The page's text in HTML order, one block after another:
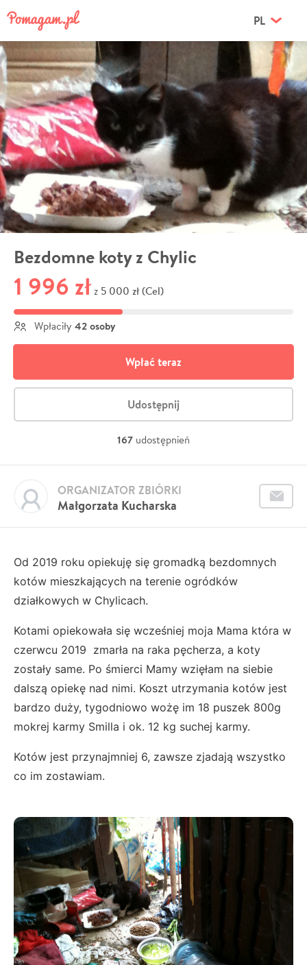
PL
Bezdomne koty z Chylic
1 996 zł z 5 000 zł (Cel)
Wpłaciły 42 osoby
Wpłać teraz
Udostępnij
167 udostępnień
Małgorzata Kucharska
ORGANIZATOR ZBIÓRKI
Od 2019 roku opiekuję się gromadką bezdomnych
kotów mieszkających na terenie ogródków
działkowych w Chylicach.
Kotami opiekowała się wcześniej moja Mama która w
czerwcu 2019 zmarła na raka pęcherza, a koty
zostały same. Po śmierci Mamy wzięłam na siebie
dalszą opiekę nad nimi. Koszt utrzymania kotów jest
bardzo duży, tygodniowo wożę im 18 puszek 800g
mokrej karmy Smilla i ok. 12 kg suchej karmy.
Kotów jest przynajmniej 6, zawsze zjadają wszystko
co im zostawiam.